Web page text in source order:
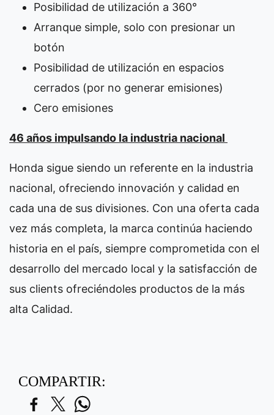
Posibilidad de utilización a 360°
Arranque simple, solo con presionar un
botón
Posibilidad de utilización en espacios
cerrados (por no generar emisiones)
Cero emisiones
46 años impulsando la industria nacional
Honda sigue siendo un referente en la industria
nacional, ofreciendo innovación y calidad en
cada una de sus divisiones. Con una oferta cada
vez más completa, la marca continúa haciendo
historia en el país, siempre comprometida con el
desarrollo del mercado local y la satisfacción de
sus clients ofreciéndoles productos de la más
alta Calidad.
COMPARTIR: